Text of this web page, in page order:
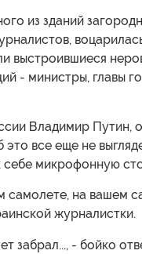
из зданий
выстроившиеся
- министры, главы
Владимир Путин,
это все еще не
себе микрофонную
самолете, на вашем
журналистки.
забрал..., - бойко